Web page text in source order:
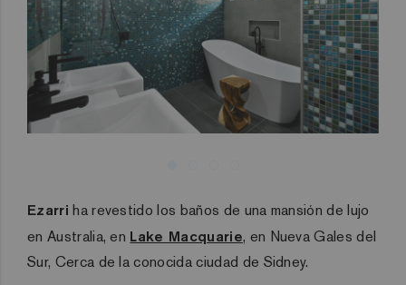
Ezarri ha revestido los baños de una mansión de lujo
en Australia, en Lake Macquarie, en Nueva Gales del
Sur, Cerca de la conocida ciudad de Sidney.